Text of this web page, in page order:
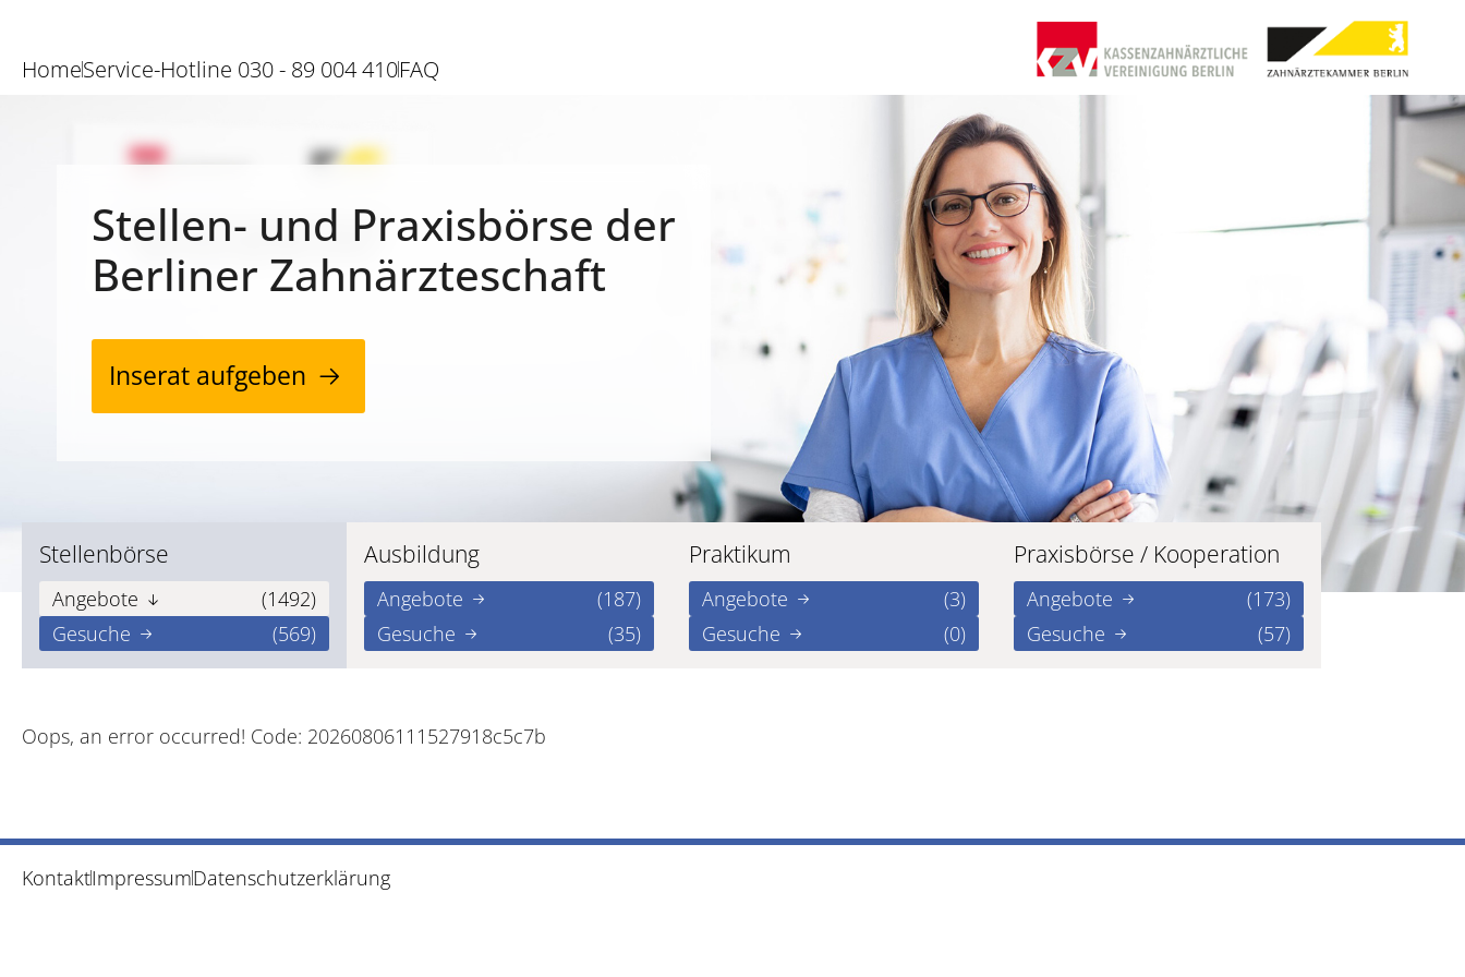
HomeService-Hotline 030 - 89 004 410FAQ
Stellen- und Praxisbörse der
Berliner Zahnärzteschaft
Inserat aufgeben
Stellenbörse
Angebote
(1492)
Gesuche
(569)
Ausbildung
Angebote
(187)
Gesuche
(35)
Praktikum
Angebote
(3)
Gesuche
(0)
Praxisbörse / Kooperation
Angebote
(173)
Gesuche
(57)
Oops, an error occurred! Code: 20260806111527918c5c7b
KontaktImpressumDatenschutzerklärung